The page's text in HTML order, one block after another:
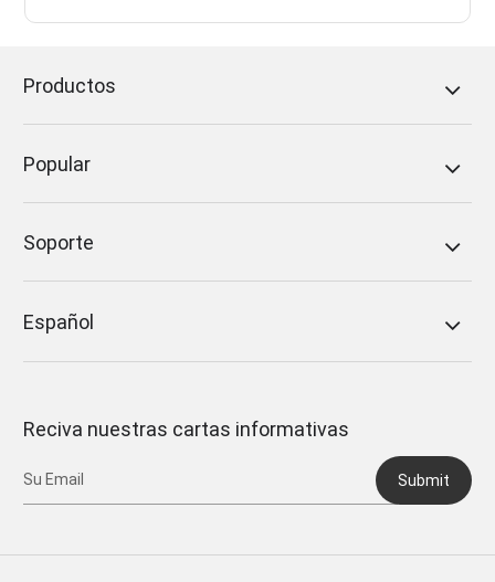
Productos
Popular
Soporte
Español
Reciva nuestras cartas informativas
Submit